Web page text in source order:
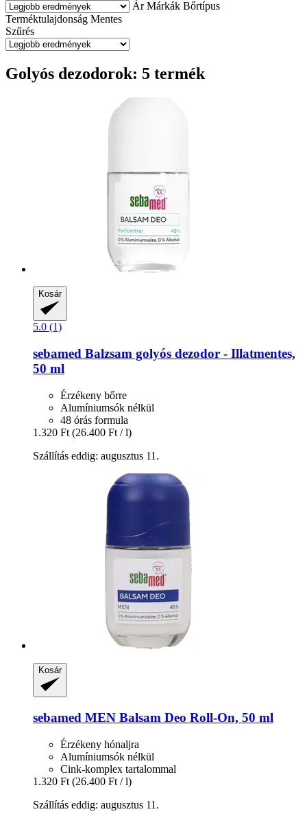
Ár Márkák Bőrtípus
Terméktulajdonság Mentes
Szűrés
Golyós dezodorok: 5 termék
Kosár
5.0 (1)
sebamed Balzsam golyós dezodor -​ Illatmentes,
50 ml
Érzékeny bőrre
Alumíniumsók nélkül
48 órás formula
1.320 Ft (26.400 Ft / l)
Szállítás eddig: augusztus 11.
Kosár
sebamed MEN Balsam Deo Roll-​On, 50 ml
Érzékeny hónaljra
Alumíniumsók nélkül
Cink-komplex tartalommal
1.320 Ft (26.400 Ft / l)
Szállítás eddig: augusztus 11.